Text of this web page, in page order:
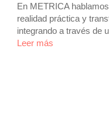
En METRICA
realidad práctica y
integrando a través de
Leer más